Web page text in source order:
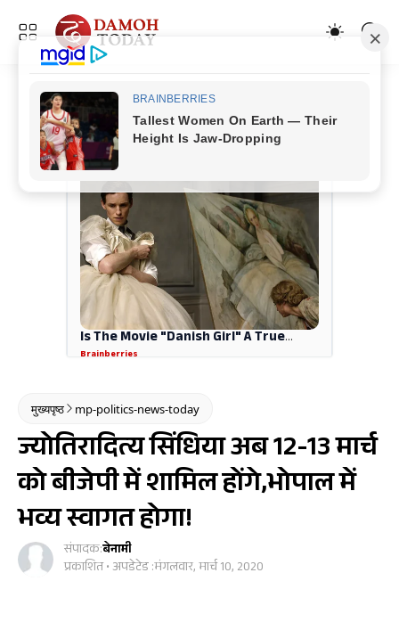
ADVERTISEMENT
मुख्यपृष्ठ mp-politics-news-today
ज्योतिरादित्य सिंधिया अब 12-13 मार्च
को बीजेपी में शामिल होंगे,भोपाल में
भव्य स्वागत होगा!
संपादक:बेनामी
प्रकाशित • अपडेटेड :मंगलवार, मार्च 10, 2020